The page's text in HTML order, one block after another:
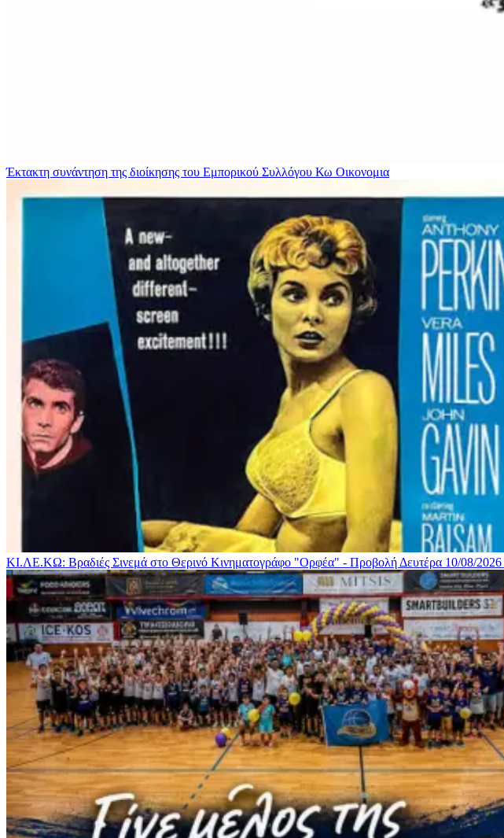
Έκτακτη συνάντηση της διοίκησης του Εμπορικού Συλλόγου Κω Οικονομια
ΚΙ.ΛΕ.ΚΩ: Βραδιές Σινεμά στο Θερινό Κινηματογράφο "Ορφέα" - Προβολή Δευτέρα 10/08/2026